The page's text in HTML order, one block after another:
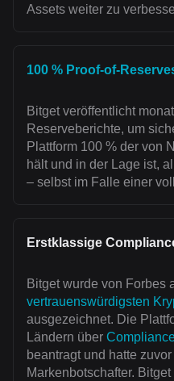
Assets weiter zu
100 % Proof-of-
Bitget veröffentlicht
Reserveberichte, um
Plattform 100 % der von
hält und in der Lage ist,
– selbst im Falle einer
Erstklassige
Bitget wurde von Forbes
vertrauenswürdigsten
ausgezeichnet. Die
Ländern über
beantragt und hatte
Markenbotschafter.